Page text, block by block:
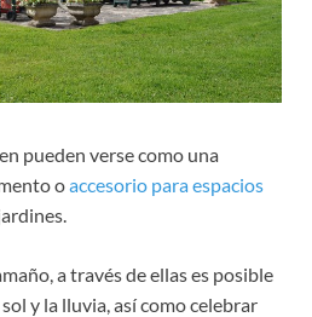
pueden verse como una
oaccesorio para espacios
a través de ellas es posible
y la lluvia, así como celebrar